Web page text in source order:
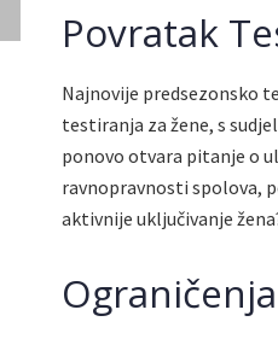
Povratak
Najnovije predsezonsko
testiranja za žene, s
ponovo otvara pitanje o
ravnopravnosti spolova,
aktivnije uključivanje